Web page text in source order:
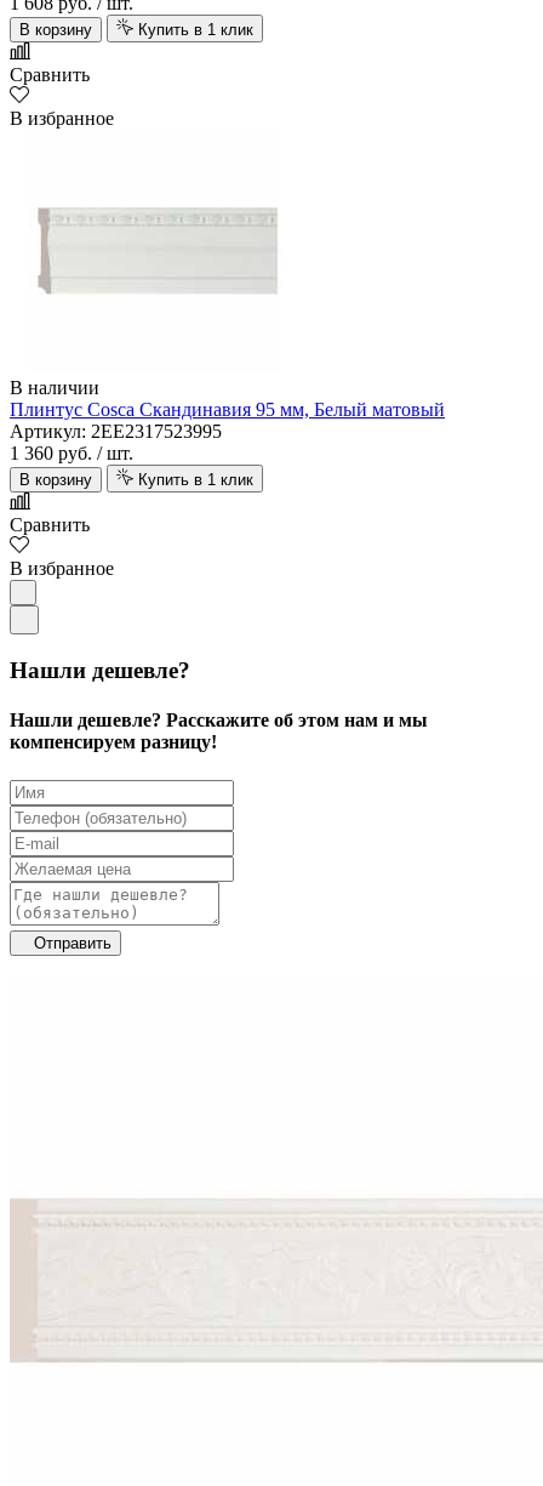
В корзину Купить в 1 клик
Сравнить
В избранное
В наличии
Плинтус Cosca Скандинавия 95 мм, Белый матовый
Артикул: 2EE2317523995
1 360 руб. / шт.
В корзину Купить в 1 клик
Сравнить
В избранное
Нашли дешевле?
Нашли дешевле? Расскажите об этом нам и мы
компенсируем разницу!
Отправить